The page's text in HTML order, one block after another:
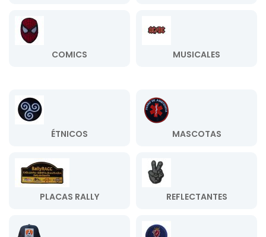
COMICS MUSICALES
ÉTNICOS MASCOTAS
PLACAS RALLY REFLECTANTES